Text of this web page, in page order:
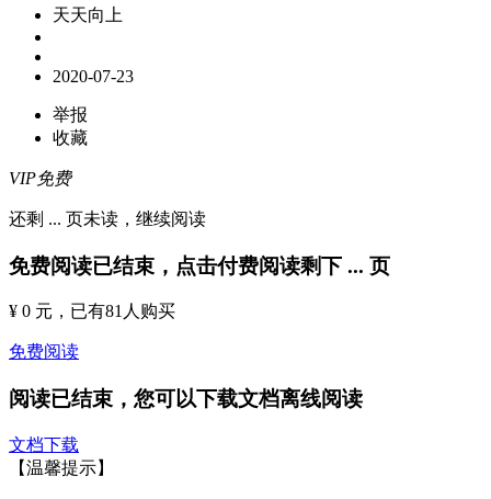
天天向上
2020-07-23
举报
收藏
VIP免费
还剩 ... 页未读， 继续阅读
免费阅读已结束，点击付费阅读剩下 ... 页
¥ 0 元 ，已有81 人购买
免费阅读
阅读已结束，您可以下载文档离线阅读
文档下载
【温馨提示】